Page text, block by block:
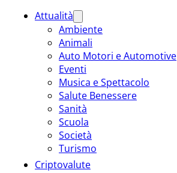
Attualità
Ambiente
Animali
Auto Motori e Automotive
Eventi
Musica e Spettacolo
Salute Benessere
Sanità
Scuola
Società
Turismo
Criptovalute